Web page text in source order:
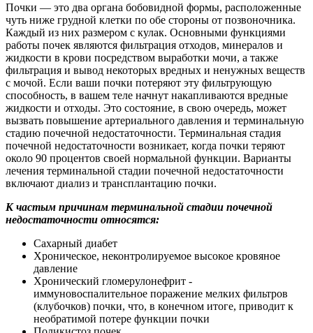
Почки — это два органа бобовидной формы, расположенные
чуть ниже грудной клетки по обе стороны от позвоночника.
Каждый из них размером с кулак. Основными функциями
работы почек являются фильтрация отходов, минералов и
жидкости в крови посредством выработки мочи, а также
фильтрация и вывод некоторых вредных и ненужных веществ
с мочой. Если ваши почки потеряют эту фильтрующую
способность, в вашем теле начнут накапливаются вредные
жидкости и отходы. Это состояние, в свою очередь, может
вызвать повышение артериального давления и терминальную
стадию почечной недостаточности. Терминальная стадия
почечной недостаточности возникает, когда почки теряют
около 90 процентов своей нормальной функции. Варианты
лечения терминальной стадии почечной недостаточности
включают диализ и трансплантацию почки.
К частым причинам терминальной стадии почечной
недостаточности относятся:
Сахарный диабет
Хроническое, неконтролируемое высокое кровяное
давление
Хронический гломерулонефрит -
иммуновоспалительное поражение мелких фильтров
(клубочков) почки, что, в конечном итоге, приводит к
необратимой потере функции почки